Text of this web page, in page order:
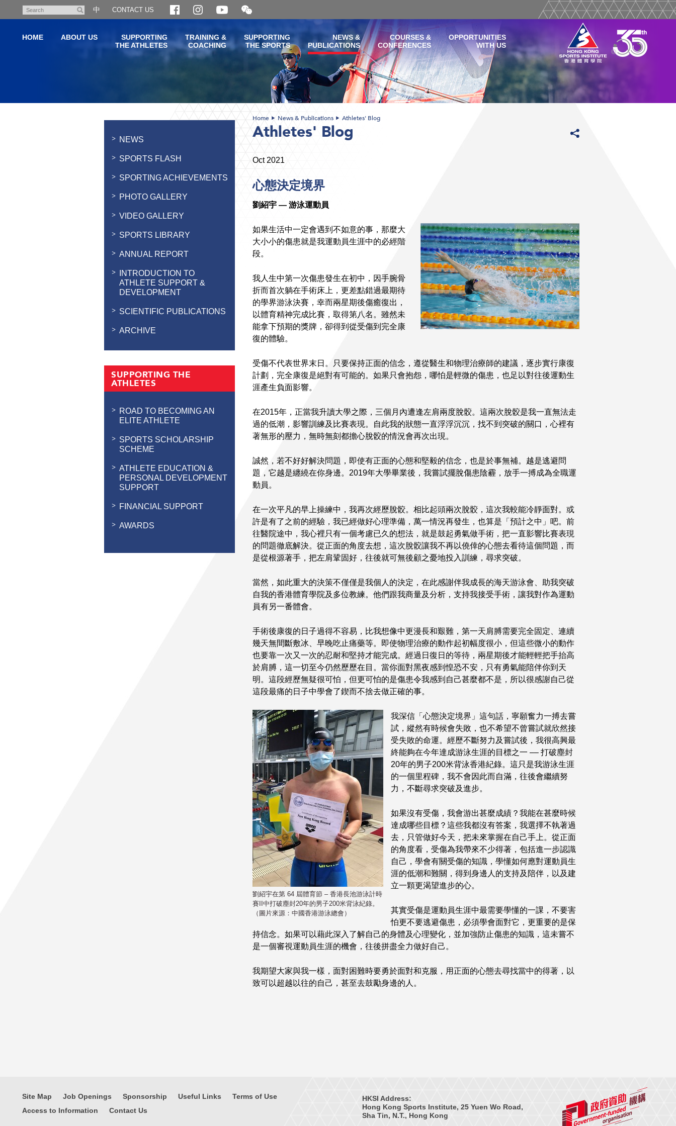
content
Search
中 CONTACT US
Open
and
WeChat
QR
code
HOME ABOUT US
SUPPORTING
THE ATHLETES
TRAINING &
COACHING
SUPPORTING
THE SPORTS
NEWS &
PUBLICATIONS
COURSES &
CONFERENCES
OPPORTUNITIES
WITH US
NEWS
SPORTS FLASH
SPORTING ACHIEVEMENTS
PHOTO GALLERY
VIDEO GALLERY
SPORTS LIBRARY
ANNUAL REPORT
INTRODUCTION TO
ATHLETE SUPPORT &
DEVELOPMENT
SCIENTIFIC PUBLICATIONS
ARCHIVE
SUPPORTING THE
ATHLETES
ROAD TO BECOMING AN
ELITE ATHLETE
SPORTS SCHOLARSHIP
SCHEME
ATHLETE EDUCATION &
PERSONAL DEVELOPMENT
SUPPORT
FINANCIAL SUPPORT
AWARDS
Home News & Publications Athletes' Blog
Athletes' Blog
Oct 2021
心態決定境界
劉紹宇 — 游泳運動員
如果生活中一定會遇到不如意的事，那麼大
大小小的傷患就是我運動員生涯中的必經階
段。
我人生中第一次傷患發生在初中，因手腕骨
折而首次躺在手術床上，更差點錯過最期待
的學界游泳決賽，幸而兩星期後傷癒復出，
以體育精神完成比賽，取得第八名。雖然未
能拿下預期的獎牌，卻得到從受傷到完全康
復的體驗。
受傷不代表世界末日。只要保持正面的信念，遵從醫生和物理治療師的建議，逐步實行康復
計劃，完全康復是絕對有可能的。如果只會抱怨，哪怕是輕微的傷患，也足以對往後運動生
涯產生負面影響。
在2015年，正當我升讀大學之際，三個月內遭逢左肩兩度脫骹。這兩次脫骹是我一直無法走
過的低潮，影響訓練及比賽表現。自此我的狀態一直浮浮沉沉，找不到突破的關口，心裡有
著無形的壓力，無時無刻都擔心脫骹的情況會再次出現。
誠然，若不好好解決問題，即使有正面的心態和堅毅的信念，也是於事無補。越是逃避問
題，它越是纏繞在你身邊。2019年大學畢業後，我嘗試擺脫傷患陰霾，放手一搏成為全職運
動員。
在一次平凡的早上操練中，我再次經歷脫骹。相比起頭兩次脫骹，這次我較能冷靜面對。或
許是有了之前的經驗，我已經做好心理準備，萬一情況再發生，也算是「預計之中」吧。前
往醫院途中，我心裡只有一個考慮已久的想法，就是鼓起勇氣做手術，把一直影響比賽表現
的問題徹底解決。從正面的角度去想，這次脫骹讓我不再以僥倖的心態去看待這個問題，而
是從根源著手，把左肩鞏固好，往後就可無後顧之憂地投入訓練，尋求突破。
當然，如此重大的決策不僅僅是我個人的決定，在此感謝伴我成長的海天游泳會、助我突破
自我的香港體育學院及多位教練。他們跟我商量及分析，支持我接受手術，讓我對作為運動
員有另一番體會。
手術後康復的日子過得不容易，比我想像中更漫長和艱難，第一天肩膊需要完全固定、連續
幾天無間斷敷冰、早晚吃止痛藥等。即使物理治療的動作起初幅度很小，但這些微小的動作
也要靠一次又一次的忍耐和堅持才能完成。經過日復日的等待，兩星期後才能輕輕把手抬高
於肩膊，這一切至今仍然歷歷在目。當你面對黑夜感到惶恐不安，只有勇氣能陪伴你到天
明。這段經歷無疑很可怕，但更可怕的是傷患令我感到自己甚麼都不是，所以很感謝自己從
這段最痛的日子中學會了鍥而不捨去做正確的事。
劉紹宇在第 64 屆體育節 – 香港長池游泳計時
賽II中打破塵封20年的男子200米背泳紀錄。
（圖片來源：中國香港游泳總會）
我深信「心態決定境界」這句話，寧願奮力一搏去嘗
試，縱然有時候會失敗，也不希望不曾嘗試就欣然接
受失敗的命運。經歷不斷努力及嘗試後，我很高興最
終能夠在今年達成游泳生涯的目標之一 –– 打破塵封
20年的男子200米背泳香港紀錄。這只是我游泳生涯
的一個里程碑，我不會因此而自滿，往後會繼續努
力，不斷尋求突破及進步。
如果沒有受傷，我會游出甚麼成績？我能在甚麼時候
達成哪些目標？這些我都沒有答案，我選擇不執著過
去，只管做好今天，把未來掌握在自己手上。從正面
的角度看，受傷為我帶來不少得著，包括進一步認識
自己，學會有關受傷的知識，學懂如何應對運動員生
涯的低潮和難關，得到身邊人的支持及陪伴，以及建
立一顆更渴望進步的心。
其實受傷是運動員生涯中最需要學懂的一課，不要害
怕更不要逃避傷患，必須學會面對它，更重要的是保
持信念。如果可以藉此深入了解自己的身體及心理變化，並加強防止傷患的知識，這未嘗不
是一個審視運動員生涯的機會，往後拼盡全力做好自己。
我期望大家與我一樣，面對困難時要勇於面對和克服，用正面的心態去尋找當中的得著，以
致可以超越以往的自己，甚至去鼓勵身邊的人。
HKSI Address:
Hong Kong Sports Institute, 25 Yuen Wo Road,
Sha Tin, N.T., Hong Kong
Site Map Job Openings Sponsorship Useful Links
Terms of Use
Access to Information
Contact Us